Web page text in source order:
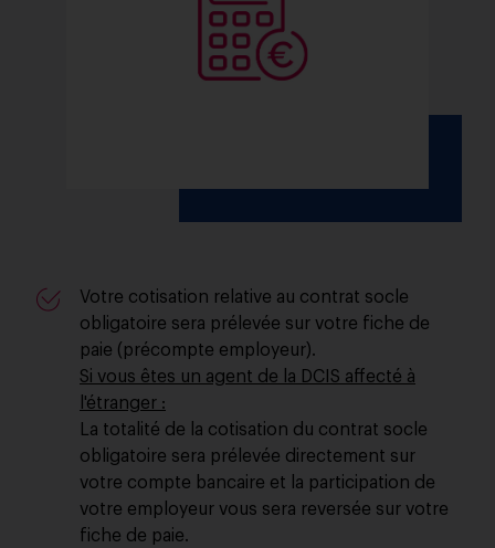
Votre cotisation relative au contrat socle
obligatoire sera prélevée sur votre fiche de
paie (précompte employeur).
Si vous êtes un agent de la DCIS affecté à
l'étranger :
La totalité de la cotisation du contrat socle
obligatoire sera prélevée directement sur
votre compte bancaire et la participation de
votre employeur vous sera reversée sur votre
fiche de paie.